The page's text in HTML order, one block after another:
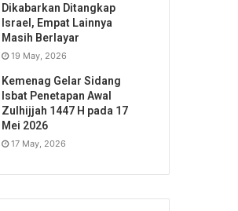
Dikabarkan Ditangkap
Israel, Empat Lainnya
Masih Berlayar
19 May, 2026
Kemenag Gelar Sidang
Isbat Penetapan Awal
Zulhijjah 1447 H pada 17
Mei 2026
17 May, 2026